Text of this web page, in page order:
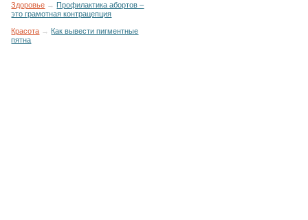
Здоровье → Профилактика абортов –
это грамотная контрацепция
Красота → Как вывести пигментные
пятна